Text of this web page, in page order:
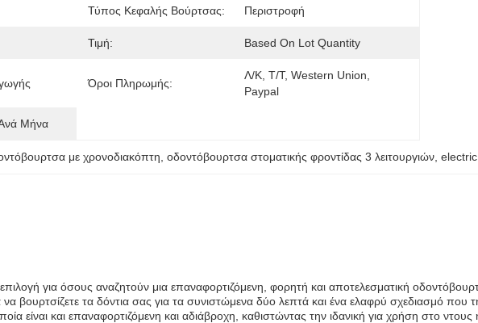
Τύπος Κεφαλής Βούρτσας: Περιστροφή
Τιμή: Based On Lot Quantity
Όροι Πληρωμής:
Λ/Κ, Τ/Τ, Western Union,
Paypal
Μήνα
με χρονοδιακόπτη , οδοντόβουρτσα στοματικής φροντίδας 3 λειτουργιών ,
για όσους αναζητούν μια επαναφορτιζόμενη, φορητή και αποτελεσματική
βουρτσίζετε τα δόντια σας για τα συνιστώμενα δύο λεπτά και ένα ελαφρύ σχεδιασμό που
είναι και επαναφορτιζόμενη και αδιάβροχη, καθιστώντας την ιδανική για χρήση στο ντους